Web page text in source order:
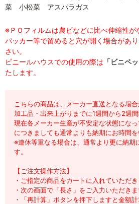
菜 小松菜 アスパラガス
※ＰＯフィルムは農ビなどに比べ伸縮性が
パッカー等で留めると穴が開く場合があ
さい。
ビニールハウスでの使用の際は 「ビニペッ
たします。
こちらの商品は、メーカー直送となる場合
加工品・出来上がりまでに1週間から2週間
現在各メーカー生産が不安定な状態にな
につきましても通常よりも納期にお時間を
※連休等重なる場合は、通常より更に納期
す。
【ご注文操作方法】
・ご指定の商品をカートに入れていただき
・次の画面で「長さ」をご入力いただきま
・「再計算」ボタンを押下しますと金額計